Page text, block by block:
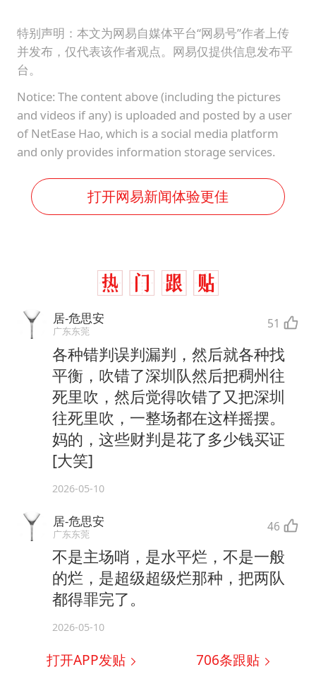
特别声明：本文为网易自媒体平台“网易号”作者上传
并发布，仅代表该作者观点。网易仅提供信息发布平
台。
Notice: The content above (including the pictures
and videos if any) is uploaded and posted by a user
of NetEase Hao, which is a social media platform
and only provides information storage services.
打开网易新闻体验更佳
居-危思安
广东东莞 51
各种错判误判漏判，然后就各种找
平衡，吹错了深圳队然后把稠州往
死里吹，然后觉得吹错了又把深圳
往死里吹，一整场都在这样摇摆。
妈的，这些财判是花了多少钱买证
[大笑]
2026-05-10
居-危思安
广东东莞 46
不是主场哨，是水平烂，不是一般
的烂，是超级超级烂那种，把两队
都得罪完了。
2026-05-10
打开APP发贴 706条跟贴